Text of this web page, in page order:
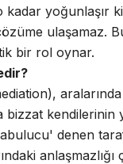
kadar yoğunlaşır
ulaşamaz.
bir rol oynar.
aralarında
bizzat kendilerinin
denen
anlaşmazlığı